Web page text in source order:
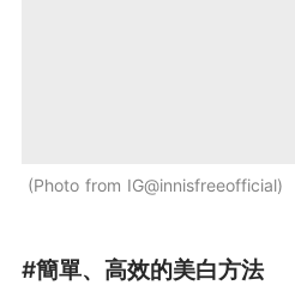
Photo from IG@innisfreeofficial
#簡單、高效的美白方法